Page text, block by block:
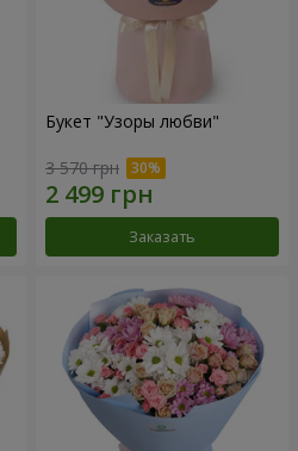
Букет "Узоры любви"
3 570 грн
Заказать